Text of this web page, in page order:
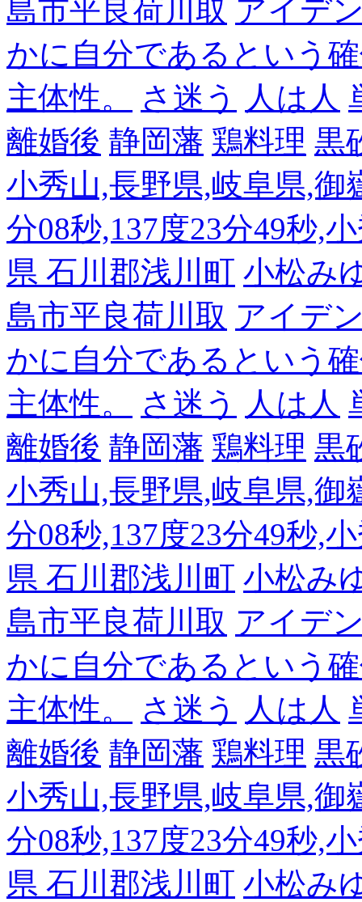
島市平良荷川取 アイデ
かに自分であるという
主体性。
さ迷う 人は人
離婚後 静岡藩 鶏料理 黒
小秀山,長野県,岐阜県,御
分08秒,137度23分49秒,
県 石川郡浅川町 小松み
島市平良荷川取 アイデ
かに自分であるという
主体性。
さ迷う 人は人
離婚後 静岡藩 鶏料理 黒
小秀山,長野県,岐阜県,御
分08秒,137度23分49秒,
県 石川郡浅川町 小松み
島市平良荷川取 アイデ
かに自分であるという
主体性。
さ迷う 人は人
離婚後 静岡藩 鶏料理 黒
小秀山,長野県,岐阜県,御
分08秒,137度23分49秒,
県 石川郡浅川町 小松み